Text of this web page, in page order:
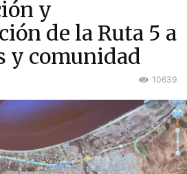
y
de la Ruta 5 a
y comunidad
10639